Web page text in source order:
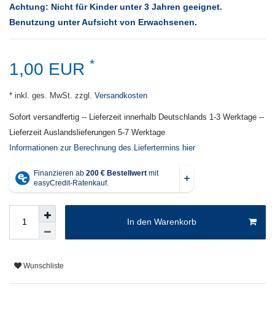
Achtung: Nicht für Kinder unter 3 Jahren geeignet.
Benutzung unter Aufsicht von Erwachsenen.
1,00 EUR *
* inkl. ges. MwSt. zzgl. Versandkosten
Sofort versandfertig -- Lieferzeit innerhalb Deutschlands 1-3 Werktage --
Lieferzeit Auslandslieferungen 5-7 Werktage
Informationen zur Berechnung des Liefertermins hier
In den Warenkorb
Wunschliste